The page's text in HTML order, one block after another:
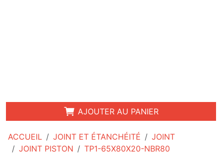
ACCUEIL JOINT ET ÉTANCHÉITÉ
JOINT
JOINT PISTON
TP1-65X80X20-NBR80
AJOUTER AU PANIER